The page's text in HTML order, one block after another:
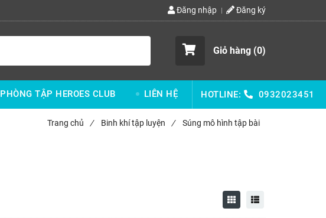
Đăng nhập Đăng ký
Giỏ hàng (0)
PHÒNG TẬP HEROES CLUB LIÊN HỆ HOTLINE: 0932023451
Trang chủ / Binh khí tập luyện / Súng mô hình tập bài